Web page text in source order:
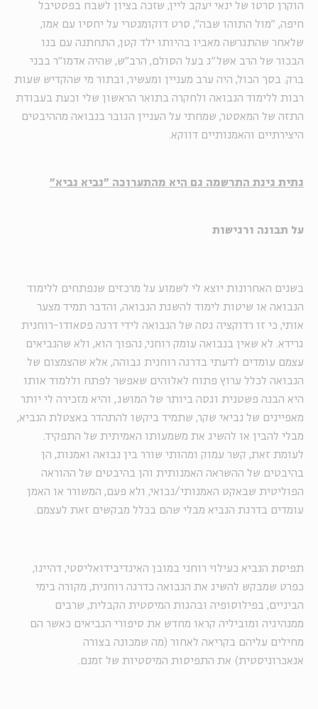
הוקרן סרטו של ינאי יעקב ליין, שזכה בציון לשבח בפסטיבל
חיפה, "מול התוהו שבה״, סרט דוקומנטרי על יחסיו עם אמו,
שלאחר שהתגרשה מאביו בהיותו ילד קטן, התחתנה עם בנו
הבכור של הרב אשל"ג בעל הסולם, הרב"ש, שהיה אדמו"ר בבני
ברק. בסך הכול, היה ערב מעניין ומעשיר, ובתור מי שהקדיש שעות
רבות ללימוד הנבואה ולחקרה בתואר הראשון שלי וכעת בעבודת
התזה של המאסטר, שמחתי על העניין הגובר בנבואה מההיבטים
היצירתיים והאמנותיים דווקא.
גתית גינת התרשמה גם היא מהתערוכה "נביא נביא"
על תבונה ורגישות
בשנים האחרונות יוצא לי לשמוע על מרכזים שנפתחים ללימוד
הנבואה או שיטות לימוד להשגת הנבואה, והדבר תמיד מצער
אותי, כי זו רדוקציה גסה של הנבואה לידי דרגה פסאודו-רוחנית
גרידא. לא שאין בנבואה עומק רוחני, נהפוך הוא, ולא שהנביאים
עצמם עומדים לדעתי בדרגה רוחנית גבוהה, אלא שהצמצום של
הנבואה לכלל ערוץ פתוח לאלוהים שאפשר לפתח וללמוד אותו
היא הבנה פשטנית וגסה ביותר של המושג, והיא מזכירה לי יותר
מאפיינים של נביאי שקר, שתמיד ביקשו להתהדר באצטלת הנביא,
מבלי להבין או להשיג את משמעותו האמיתית של התפקיד.
לעומת זאת, קשר עמוק ומהותי שורר בין נבואה ואמנות, הן
בהיבטים של ההשראה האמנותית והן בהיבטים של ההוראה
הפוליטית שבאקט האמנותי/נבואי, ולא פעם, המשורר או האמן
עומדים בדרגת הנביא מבלי שהם בכלל מבקשים זאת לעצמם.
תפיסת הנביא כעילוי רוחני במובן האינדיבידואליסטי, דהיינו,
כפרט שמבקש להשיג את הנבואה כדרגה רוחנית, מקורה בימי
הביניים, בפילוסופיה ובהגות המיסטית הקבלית, שרבים
ממנהיגיה ומוביליה קראו מחדש את סיפורי הנביאים כאשר הם
מחילים עליהם בקריאה לאחור (מה שמכונה בצורה
אנאכרוניסטית) את התפיסות המיסטיות של זמנם.